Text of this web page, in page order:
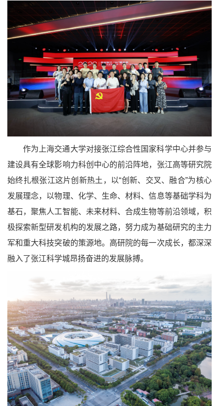
作为上海交通大学对接张江综合性国家科学中心并参与
建设具有全球影响力科创中心的前沿阵地，张江高等研究院
始终扎根张江这片创新热土，以“创新、交叉、融合”为核心
发展理念，以物理、化学、生命、材料、信息等基础学科为
基石，聚焦人工智能、未来材料、合成生物等前沿领域，积
极探索新型研发机构的发展之路，努力成为基础研究的主力
军和重大科技突破的策源地。高研院的每一次成长，都深深
融入了张江科学城昂扬奋进的发展脉搏。